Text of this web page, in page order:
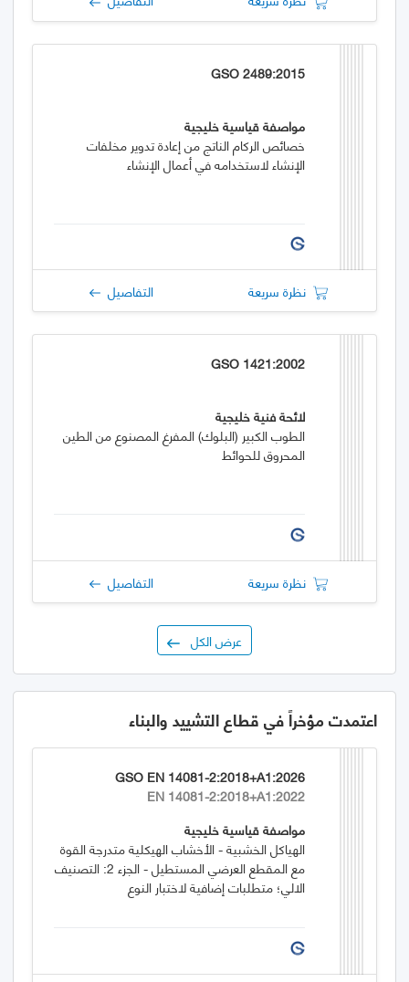
GSO 2489:2015
مواصفة قياسية خليجية
خصائص الركام الناتج من إعادة تدوير مخلفات
الإنشاء لاستخدامه في أعمال الإنشاء
نظرة سريعة التفاصيل
GSO 1421:2002
لائحة فنية خليجية
الطوب الكبير (البلوك) المفرغ المصنوع من الطين
المحروق للحوائط
نظرة سريعة التفاصيل
عرض الكل
اعتمدت مؤخراً في قطاع التشييد والبناء
GSO EN 14081-2:2018+A1:2026
EN 14081-2:2018+A1:2022
مواصفة قياسية خليجية
الهياكل الخشبية - الأخشاب الهيكلية متدرجة القوة
مع المقطع العرضي المستطيل - الجزء 2: التصنيف
الالي؛ متطلبات إضافية لاختبار النوع